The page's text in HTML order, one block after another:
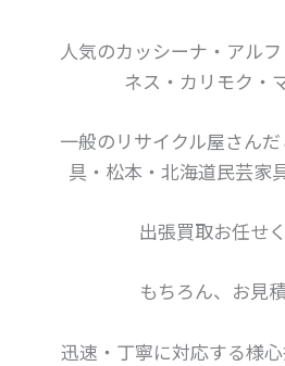
人気のカッシーナ・アル
ネス・カリモク・
一般のリサイクル屋さん
具・松本・北海道民芸家
出張買取お任せ
もちろん、お見
迅速・丁寧に対応する様心